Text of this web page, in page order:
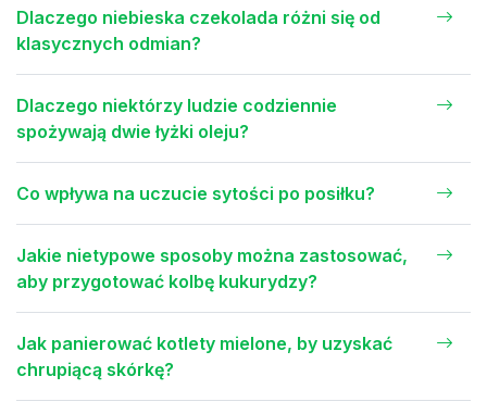
Dlaczego niebieska czekolada różni się od
klasycznych odmian?
Dlaczego niektórzy ludzie codziennie
spożywają dwie łyżki oleju?
Co wpływa na uczucie sytości po posiłku?
Jakie nietypowe sposoby można zastosować,
aby przygotować kolbę kukurydzy?
Jak panierować kotlety mielone, by uzyskać
chrupiącą skórkę?